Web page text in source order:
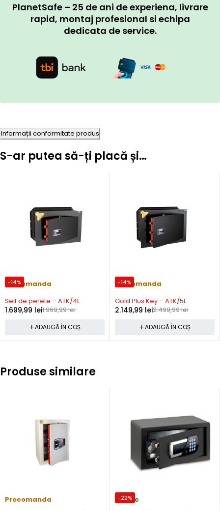
PlanetSafe – 25 de ani de experiena, livrare
rapid, montaj profesional si echipa
dedicata de service.
Informații conformitate produs
S-ar putea să-ți placă și…
-14%
Precomanda
Seif de perete – ATK/4L
1.969,99lei
1.699,99 lei
ADAUGĂ ÎN COȘ
-14%
Precomanda
Gold Plus Key – ATK/5L
2.499,99lei
2.149,99 lei
ADAUGĂ ÎN COȘ
Produse similare
Precomanda
-22%
In stoc